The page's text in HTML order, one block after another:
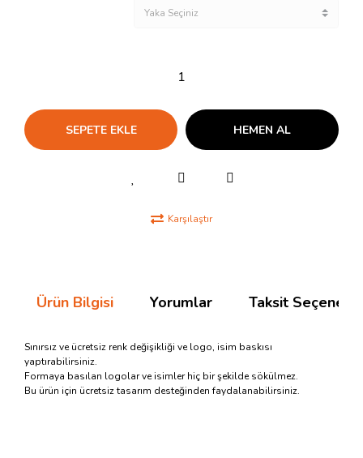
SEPETE EKLE HEMEN AL
Karşılaştır
Ürün Bilgisi Yorumlar Taksit
Sınırsız ve ücretsiz renk değişikliği ve logo, isim baskısı
yaptırabilirsiniz.
Formaya basılan logolar ve isimler hiç bir şekilde sökülmez.
Bu ürün için ücretsiz tasarım desteğinden faydalanabilirsiniz.